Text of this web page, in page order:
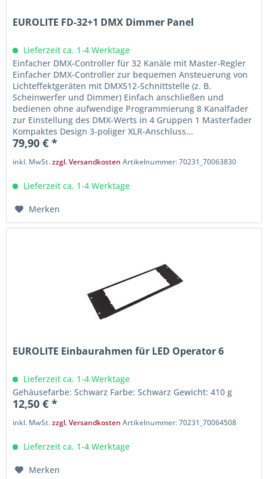
EUROLITE FD-32+1 DMX Dimmer Panel
Lieferzeit ca. 1-4 Werktage
Einfacher DMX-Controller für 32 Kanäle mit Master-Regler
Einfacher DMX-Controller zur bequemen Ansteuerung von
Lichteffektgeräten mit DMX512-Schnittstelle (z. B.
Scheinwerfer und Dimmer) Einfach anschließen und
bedienen ohne aufwendige Programmierung 8 Kanalfader
zur Einstellung des DMX-Werts in 4 Gruppen 1 Masterfader
Kompaktes Design 3-poliger XLR-Anschluss...
79,90 € *
inkl. MwSt.zzgl. Versandkosten Artikelnummer: 70231_70063830
Lieferzeit ca. 1-4 Werktage
Merken
EUROLITE Einbaurahmen für LED Operator 6
Lieferzeit ca. 1-4 Werktage
Gehäusefarbe: Schwarz Farbe: Schwarz Gewicht: 410 g
12,50 € *
inkl. MwSt.zzgl. Versandkosten Artikelnummer: 70231_70064508
Lieferzeit ca. 1-4 Werktage
Merken